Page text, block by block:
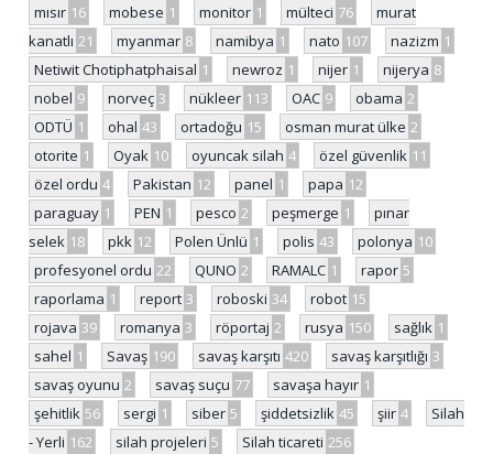
mısır 16 mobese 1 monitor 1 mülteci 76
murat
kanatlı 21 myanmar 8 namibya 1 nato 107 nazizm 1
Netiwit Chotiphatphaisal 1 newroz 1 nijer 1 nijerya 8
nobel 9 norveç 3 nükleer 113 OAC 9 obama 2
ODTÜ 1 ohal 43 ortadoğu 15 osman murat ülke 2
otorite 1 Oyak 10 oyuncak silah 4 özel güvenlik 11
özel ordu 4 Pakistan 12 panel 1 papa 12
paraguay 1 PEN 1 pesco 2 peşmerge 1
pınar
selek 18 pkk 12 Polen Ünlü 1 polis 43 polonya 10
profesyonel ordu 22 QUNO 2 RAMALC 1 rapor 5
raporlama 1 report 3 roboski 34 robot 15
rojava 39 romanya 3 röportaj 2 rusya 150 sağlık 1
sahel 1 Savaş 190 savaş karşıtı 420 savaş karşıtlığı 3
savaş oyunu 2 savaş suçu 77 savaşa hayır 1
şehitlik 56 sergi 1 siber 5 şiddetsizlik 45 şiir 4
Silah
- Yerli 162 silah projeleri 5 Silah ticareti 256